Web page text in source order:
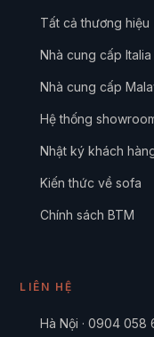
Tất cả thương hiệu
Nhà cung cấp Italia
Nhà cung cấp
Hệ thống
Nhật ký khách
Kiến thức về sofa
Chính sách BTM
LIÊN HỆ
Hà Nội · 0904 058